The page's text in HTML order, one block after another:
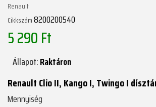
Renault
Cikkszám8200200540
5 290 Ft
Állapot:Raktáron
Renault Clio II, Kango I, Twingo I
Mennyiség